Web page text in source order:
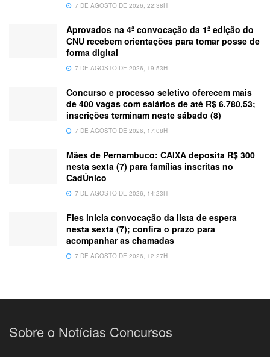
7 DE AGOSTO DE 2026, 22:38H
Aprovados na 4ª convocação da 1ª edição do
CNU recebem orientações para tomar posse de
forma digital
7 DE AGOSTO DE 2026, 19:53H
Concurso e processo seletivo oferecem mais
de 400 vagas com salários de até R$ 6.780,53;
inscrições terminam neste sábado (8)
7 DE AGOSTO DE 2026, 17:08H
Mães de Pernambuco: CAIXA deposita R$ 300
nesta sexta (7) para famílias inscritas no
CadÚnico
7 DE AGOSTO DE 2026, 14:23H
Fies inicia convocação da lista de espera
nesta sexta (7); confira o prazo para
acompanhar as chamadas
7 DE AGOSTO DE 2026, 12:27H
Sobre o Notícias Concursos